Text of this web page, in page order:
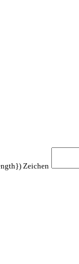
Zeichen